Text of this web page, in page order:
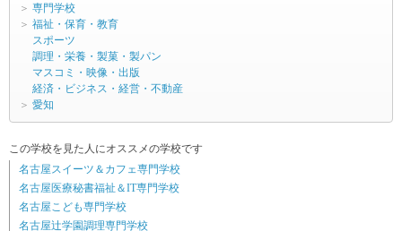
＞ 専門学校
＞ 福祉・保育・教育
スポーツ
調理・栄養・製菓・製パン
マスコミ・映像・出版
経済・ビジネス・経営・不動産
＞ 愛知
この学校を見た人にオススメの学校です
名古屋スイーツ＆カフェ専門学校
名古屋医療秘書福祉＆IT専門学校
名古屋こども専門学校
名古屋辻学園調理専門学校